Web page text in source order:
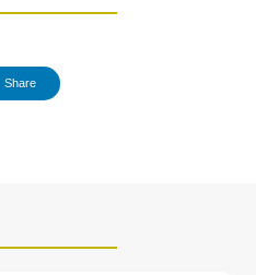
Share